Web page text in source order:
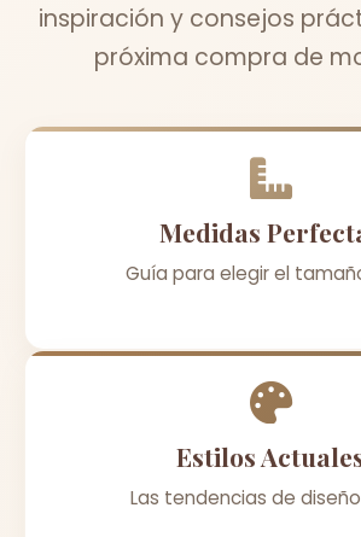
inspiración y consejos
próxima compra de
Medidas
Guía para elegir el
Estilos
Las tendencias de